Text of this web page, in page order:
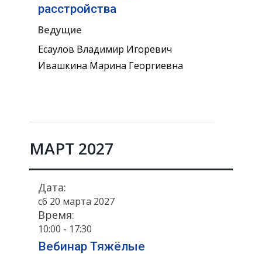
расстройства
Ведущие
Есаулов Владимир Игоревич
Ивашкина Марина Георгиевна
МАРТ 2027
Дата:
сб 20 марта 2027
Время:
10:00 - 17:30
Вебинар Тяжёлые